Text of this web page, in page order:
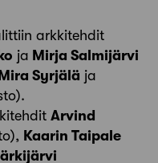
arkkitehdit
ja Mirja Salmijärvi
Mira Syrjälä ja
Arvind
Kaarin Taipale